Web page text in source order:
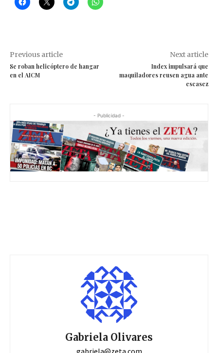
Previous article
Se roban helicóptero de hangar
en el AICM
Next article
Index impulsará que
maquiladores reusen agua ante
escasez
- Publicidad -
Gabriela Olivares